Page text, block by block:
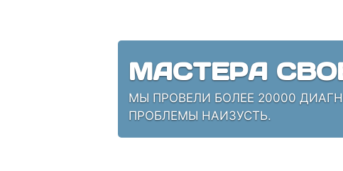
МАСТЕРА
МЫ ПРОВЕЛИ БОЛЕЕ 20000
ПРОБЛЕМЫ НАИЗУСТЬ.